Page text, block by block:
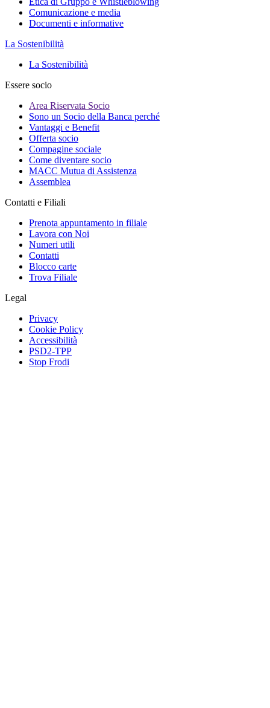
Comunicazione e media
Documenti e informative
La Sostenibilità
La Sostenibilità
Essere socio
Area Riservata Socio
Sono un Socio della Banca perché
Vantaggi e Benefit
Offerta socio
Compagine sociale
Come diventare socio
MACC Mutua di Assistenza
Assemblea
Contatti e Filiali
Prenota appuntamento in filiale
Lavora con Noi
Numeri utili
Contatti
Blocco carte
Trova Filiale
Legal
Privacy
Cookie Policy
Accessibilità
PSD2-TPP
Stop Frodi